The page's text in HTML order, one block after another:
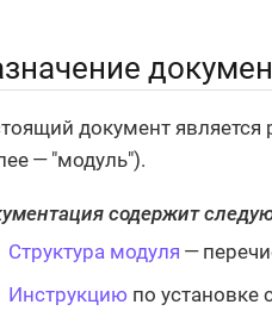
документ
— "модуль").
содержит
Структура модуля —
Инструкцию по установке